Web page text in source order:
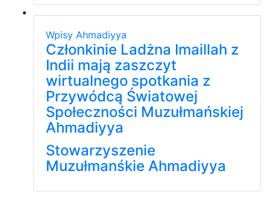
Wpisy Ahmadiyya
Członkinie Ladżna Imaillah z
Indii mają zaszczyt
wirtualnego spotkania z
Przywódcą Światowej
Społeczności Muzułmańskiej
Ahmadiyya
Stowarzyszenie
Muzułmanśkie Ahmadiyya